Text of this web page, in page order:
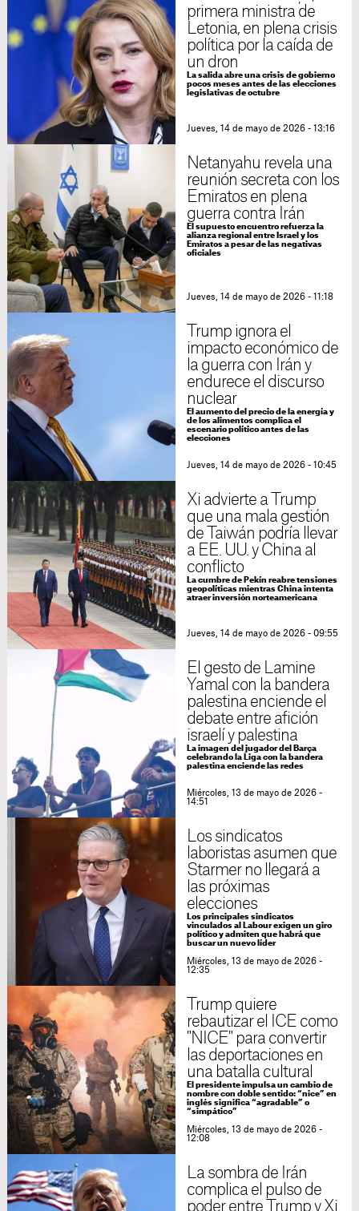
primera ministra de
Letonia, en plena crisis
política por la caída de
un dron
La salida abre una crisis de gobierno
pocos meses antes de las elecciones
legislativas de octubre
Jueves, 14 de mayo de 2026 - 13:16
Netanyahu revela una
reunión secreta con los
Emiratos en plena
guerra contra Irán
El supuesto encuentro refuerza la
alianza regional entre Israel y los
Emiratos a pesar de las negativas
oficiales
Jueves, 14 de mayo de 2026 - 11:18
Trump ignora el
impacto económico de
la guerra con Irán y
endurece el discurso
nuclear
El aumento del precio de la energía y
de los alimentos complica el
escenario político antes de las
elecciones
Jueves, 14 de mayo de 2026 - 10:45
Xi advierte a Trump
que una mala gestión
de Taiwán podría llevar
a EE. UU. y China al
conflicto
La cumbre de Pekín reabre tensiones
geopolíticas mientras China intenta
atraer inversión norteamericana
Jueves, 14 de mayo de 2026 - 09:55
El gesto de Lamine
Yamal con la bandera
palestina enciende el
debate entre afición
israelí y palestina
La imagen del jugador del Barça
celebrando la Liga con la bandera
palestina enciende las redes
Miércoles, 13 de mayo de 2026 -
14:51
Los sindicatos
laboristas asumen que
Starmer no llegará a
las próximas
elecciones
Los principales sindicatos
vinculados al Labour exigen un giro
político y admiten que habrá que
buscar un nuevo líder
Miércoles, 13 de mayo de 2026 -
12:35
Trump quiere
rebautizar el ICE como
"NICE" para convertir
las deportaciones en
una batalla cultural
El presidente impulsa un cambio de
nombre con doble sentido: “nice” en
inglés significa “agradable” o
“simpático”
Miércoles, 13 de mayo de 2026 -
12:08
La sombra de Irán
complica el pulso de
poder entre Trump y Xi